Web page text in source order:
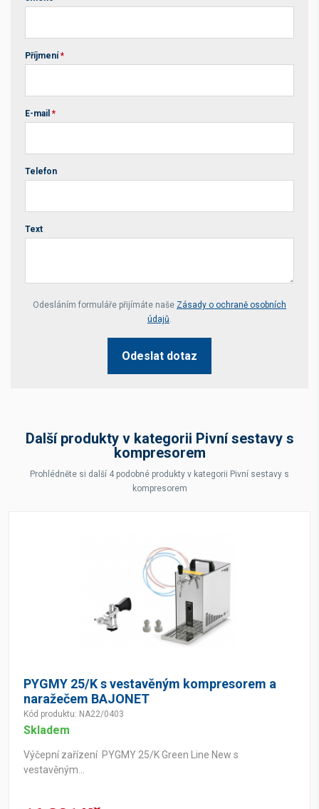
Příjmení *
E-mail *
Telefon
Text
Your website *
Odesláním formuláře přijímáte naše Zásady o ochraně osobních
údajů.
Odeslat dotaz
Další produkty v kategorii Pivní sestavy s
kompresorem
Prohlédněte si další 4 podobné produkty v kategorii Pivní sestavy s
kompresorem
PYGMY 25/K s vestavěným kompresorem a
naražečem BAJONET
Kód produktu: NA22/0403
Skladem
Výčepní zařízení PYGMY 25/K Green Line New s
vestavěným...